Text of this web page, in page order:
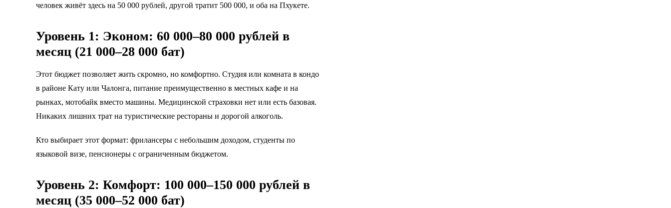
человек живёт здесь на 50 000 рублей, другой тратит 500 000, и оба на Пхукете.
Уровень 1: Эконом: 60 000–80 000 рублей в
месяц (21 000–28 000 бат)
Этот бюджет позволяет жить скромно, но комфортно. Студия или комната в кондо
в районе Кату или Чалонга, питание преимущественно в местных кафе и на
рынках, мотобайк вместо машины. Медицинской страховки нет или есть базовая.
Никаких лишних трат на туристические рестораны и дорогой алкоголь.
Кто выбирает этот формат: фрилансеры с небольшим доходом, студенты по
языковой визе, пенсионеры с ограниченным бюджетом.
Уровень 2: Комфорт: 100 000–150 000 рублей в
месяц (35 000–52 000 бат)